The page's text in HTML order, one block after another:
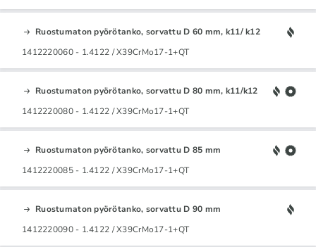
Ruostumaton pyörötanko, sorvattu D 60 mm, k11/ k12
1412220060 - 1.4122 / X39CrMo17-1+QT
Ruostumaton pyörötanko, sorvattu D 80 mm, k11/k12
1412220080 - 1.4122 / X39CrMo17-1+QT
Ruostumaton pyörötanko, sorvattu D 85 mm
1412220085 - 1.4122 / X39CrMo17-1+QT
Ruostumaton pyörötanko, sorvattu D 90 mm
1412220090 - 1.4122 / X39CrMo17-1+QT